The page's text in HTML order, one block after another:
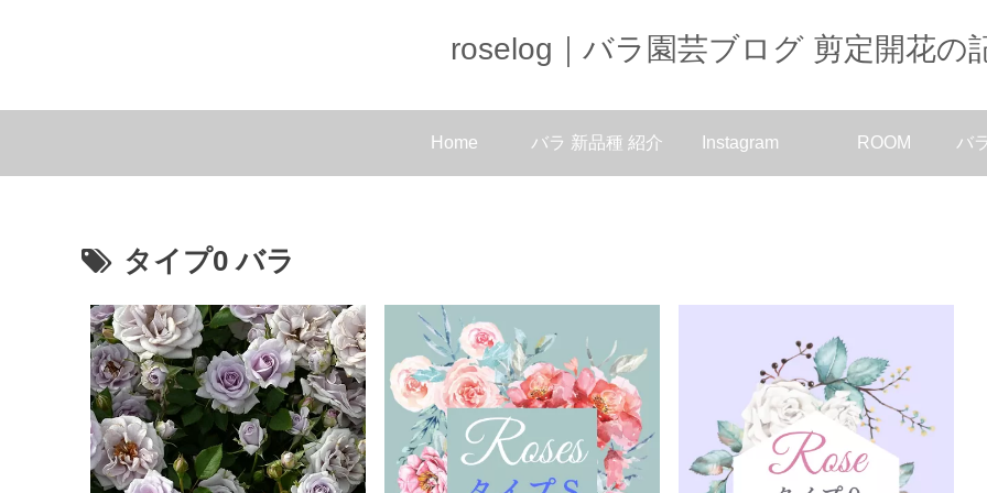
roselog｜バラ園芸ブログ 剪定開花の
Home バラ 新品種 紹介 Instagram ROOM バ
タイプ0 バラ